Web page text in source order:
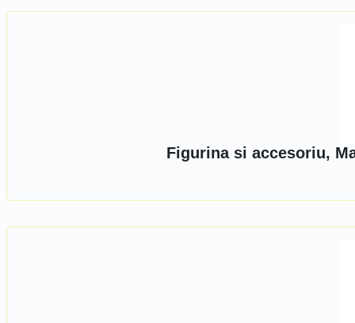
Figurina si accesoriu,